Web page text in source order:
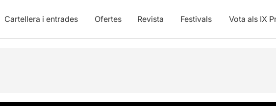
Cartellera i entrades Ofertes Revista Festivals Vota als IX
Fitxa artística